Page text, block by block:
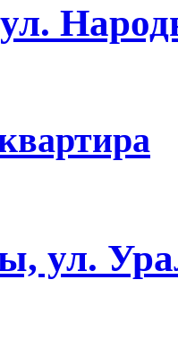
ул.